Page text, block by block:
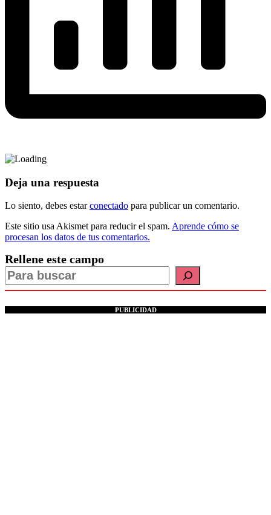
Deja una respuesta
Lo siento, debes estarconectado para publicar un comentario.
Este sitio usa Akismet para reducir el spam. Aprende cómo se
procesan los datos de tus comentarios.
Rellene este campo
PUBLICIDAD